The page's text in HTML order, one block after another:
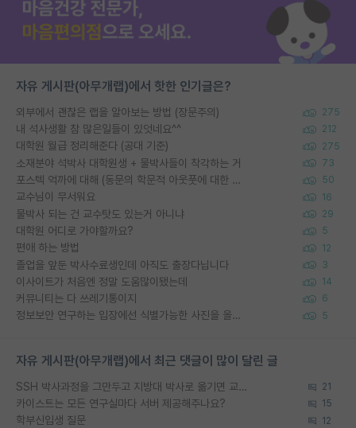
자유 게시판(아무개랩)에서 핫한 인기글은?
외부에서 괜찮은 랩을 알아보는 방법 (장문주의) 275
내 석사생활 참 많은일들이 있엇네요^^ 212
대학원 월급 정리해준다 (공대 기준) 275
소재분야 석박사 대학원생 + 물박사들이 착각하는 거 73
포스텍 억까에 대해 (동문의 학문적 아웃풋에 대한 반박) 50
교수님이 무서워요 16
물박사 되는 건 교수탓도 있는거 아니냐 29
대학원 어디로 가야할까요? 5
편애 하는 방법 12
졸업을 앞둔 박사수료생인데 아직도 출장다닙니다 3
이사이트가 처음엔 정말 도움많이됐는데 14
커뮤니티는 다 쓰레기통이지 6
정보보안 연구하는 입장에선 식별가능한 사진을 올리는건 비추이긴함 5
자유 게시판(아무개랩)에서 최근 댓글이 많이 달린 글
SSH 박사과정을 그만두고 지방대 박사로 옮기면 교수의 꿈은 끝일까요? 21
카이스트는 모든 연구실마다 서버 제공해주나요? 15
학부신입생 질문 12